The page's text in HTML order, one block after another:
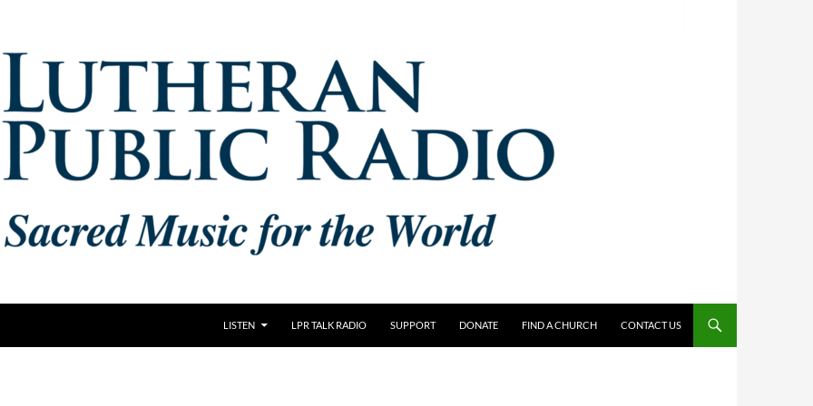
LISTEN LPR TALK RADIO SUPPORT DONATE FIND A CHURCH CONTACT US